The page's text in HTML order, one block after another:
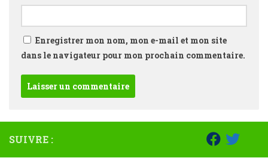
Enregistrer mon nom, mon e-mail et mon site
dans le navigateur pour mon prochain commentaire.
SUIVRE :